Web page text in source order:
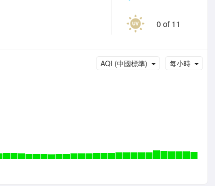
0 of 11
每小時
AQI (中國標準)